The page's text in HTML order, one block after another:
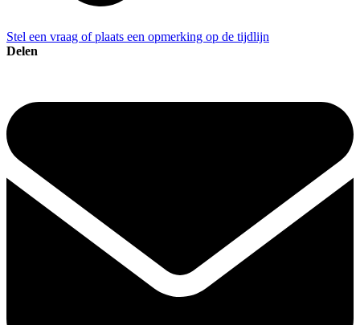
Stel een vraag of plaats een opmerking op de tijdlijn
Delen